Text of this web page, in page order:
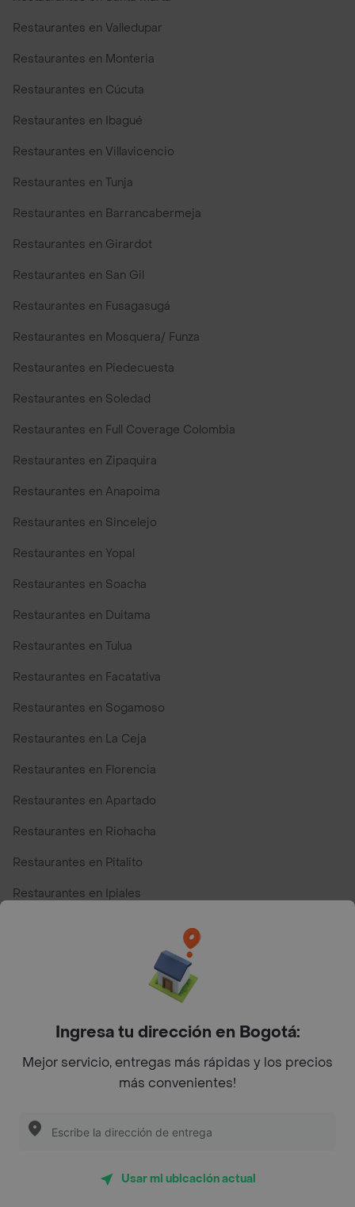
Restaurantes en Valledupar
Restaurantes en Monteria
Restaurantes en Cúcuta
Restaurantes en Ibagué
Restaurantes en Villavicencio
Restaurantes en Tunja
Restaurantes en Barrancabermeja
Restaurantes en Girardot
Restaurantes en San Gil
Restaurantes en Fusagasugá
Restaurantes en Mosquera/ Funza
Restaurantes en Piedecuesta
Restaurantes en Soledad
Restaurantes en Full Coverage Colombia
Restaurantes en Zipaquira
Restaurantes en Anapoima
Restaurantes en Sincelejo
Restaurantes en Yopal
Restaurantes en Soacha
Restaurantes en Duitama
Restaurantes en Tulua
Restaurantes en Facatativa
Restaurantes en Sogamoso
Restaurantes en La Ceja
Restaurantes en Florencia
Restaurantes en Apartado
Restaurantes en Riohacha
Restaurantes en Pitalito
Restaurantes en Ipiales
Top Marcas y Cadenas de Restaurantes
Encuéntranos en estos países
App Store Google play
Restaurantes cerca de mi para pedir Comida a Domicilio -
Ingresa tu dirección en Bogotá:
Mejor servicio, entregas más rápidas y los precios
más convenientes!
Usar mi ubicación actual